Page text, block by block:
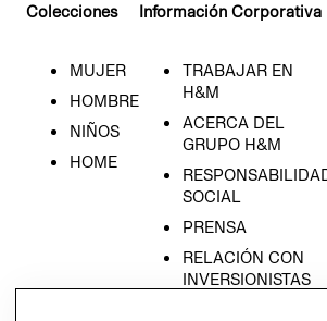
Colecciones
MUJER
HOMBRE
NIÑOS
HOME
Información Corporativa
TRABAJAR EN
H&M
ACERCA DEL
GRUPO H&M
SOCIAL
PRENSA
RELACIÓN CON
INVERSIONISTAS